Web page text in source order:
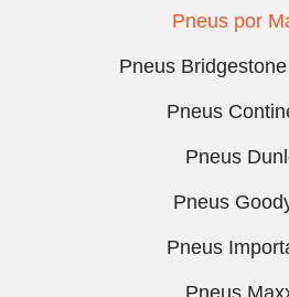
Pneus por
Pneus
Pneus
Pneus
Pneus
Pneus
Pneus